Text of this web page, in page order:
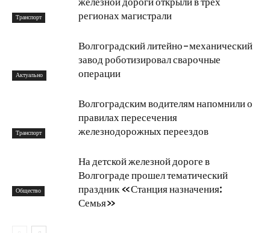
Транспорт
регионах магистрали
Актуально
Волгоградский литейно-механический
завод роботизировал сварочные
операции
Транспорт
Волгоградским водителям напомнили о
правилах пересечения
железнодорожных переездов
Общество
На детской железной дороге в
Волгограде прошел тематический
праздник «Станция назначения:
Семья»